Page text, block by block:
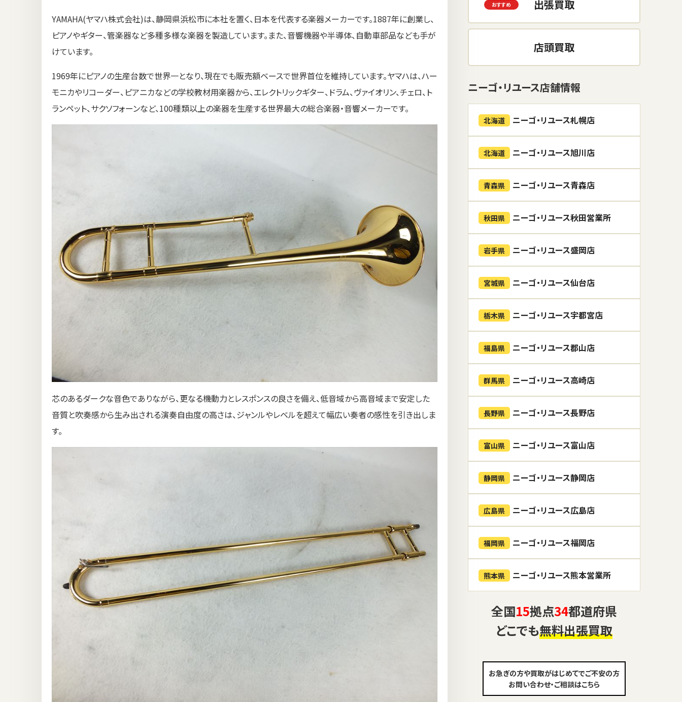
YAMAHA(ヤマハ株式会社)は、静岡県浜松市に本社を置く、日本を代表する楽器メーカーです。1887年に創業し、
ピアノやギター、管楽器など多種多様な楽器を製造しています。また、音響機器や半導体、自動車部品なども手が
けています。
1969年にピアノの生産台数で世界一となり、現在でも販売額ベースで世界首位を維持しています。ヤマハは、ハー
モニカやリコーダー、ピアニカなどの学校教材用楽器から、エレクトリックギター、ドラム、ヴァイオリン、チェロ、ト
ランペット、サクソフォーンなど、100種類以上の楽器を生産する世界最大の総合楽器・音響メーカーです。
芯のあるダークな音色でありながら、更なる機動力とレスポンスの良さを備え、低音域から高音域まで安定した
音質と吹奏感から生み出される演奏自由度の高さは、ジャンルやレベルを超えて幅広い奏者の感性を引き出しま
す。
出張買取
店頭買取
ニーゴ・リユース店舗情報
北海道 ニーゴ・リユース札幌店
北海道 ニーゴ・リユース旭川店
青森県 ニーゴ・リユース青森店
秋田県 ニーゴ・リユース秋田営業所
岩手県 ニーゴ・リユース盛岡店
宮城県 ニーゴ・リユース仙台店
栃木県 ニーゴ・リユース宇都宮店
福島県 ニーゴ・リユース郡山店
群馬県 ニーゴ・リユース高崎店
長野県 ニーゴ・リユース長野店
富山県 ニーゴ・リユース富山店
静岡県 ニーゴ・リユース静岡店
広島県 ニーゴ・リユース広島店
福岡県 ニーゴ・リユース福岡店
熊本県 ニーゴ・リユース熊本営業所
全国15拠点34都道府県
どこでも無料出張買取
お急ぎの方や買取がはじめてでご不安の方
お問い合わせ・ご相談はこちら